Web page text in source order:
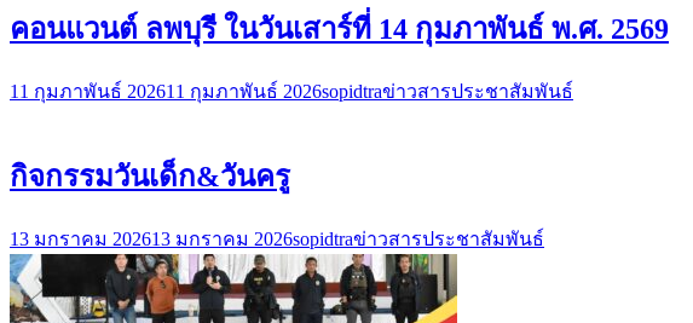
คอนแวนต์ ลพบุรี ในวันเสาร์ที่ 14 กุมภาพันธ์ พ.ศ. 2569
11 กุมภาพันธ์ 202611 กุมภาพันธ์ 2026sopidtraข่าวสารประชาสัมพันธ์
กิจกรรมวันเด็ก&วันครู
13 มกราคม 202613 มกราคม 2026sopidtraข่าวสารประชาสัมพันธ์